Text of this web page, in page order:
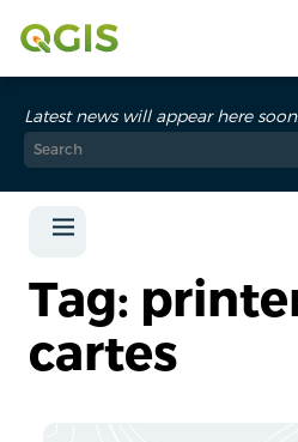
Latest news will appear here soon.
Tag:
cartes